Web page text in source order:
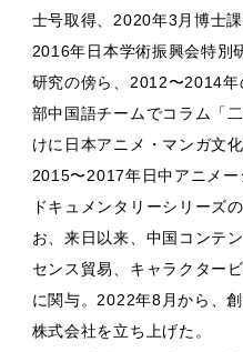
士号取得、2020年3月博士
2016年日本学術振興会特別
研究の傍ら、2012〜2014
部中国語チームでコラム「
けに日本アニメ・マンガ文
2015〜2017年日中アニメ
ドキュメンタリーシリーズ
お、来日以来、中国コンテ
センス貿易、キャラクター
に関与。2022年8月から、
株式会社を立ち上げた。